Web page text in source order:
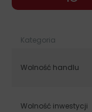
Kategoria
Wolność handlu
Wolność inwestycji